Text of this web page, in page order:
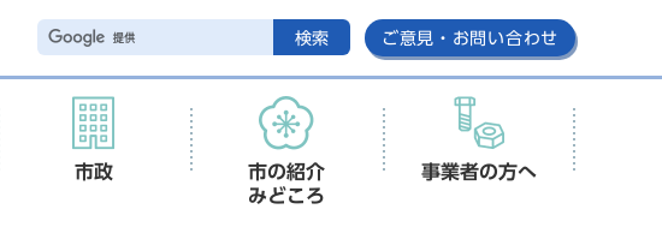
検索 ご意見・お問い合わせ
市政
市の紹介
みどころ
事業者の方へ